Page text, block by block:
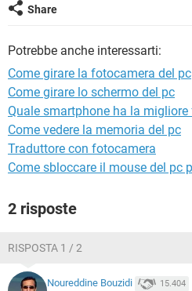
Share
Potrebbe anche interessarti:
Come girare la fotocamera del pc
Come girare lo schermo del pc
Quale smartphone ha la
Come vedere la memoria del pc
Traduttore con fotocamera
Come sbloccare il mouse del pc
2 risposte
RISPOSTA 1 / 2
Noureddine Bouzidi 15.404